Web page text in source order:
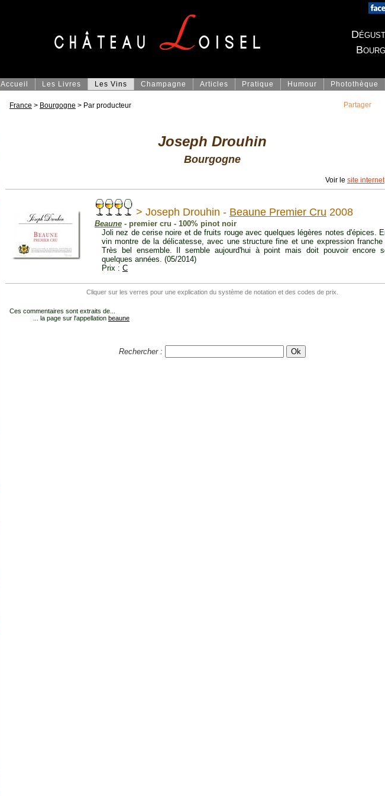
Accueil Les Livres Les Vins Champagne Articles Pratique Humour Photothèque
France > Bourgogne > Par producteur
Joseph Drouhin
Bourgogne
Voir le site internet
> Joseph Drouhin - Beaune Premier Cru 2008
Beaune - premier cru - 100% pinot noir
Joli nez de cerise noire et de fruits rouge avec quelques légères notes d'épices.
vin montre de la délicatesse, avec une structure fine et une expression franche
Très bel ensemble. Il semble aujourd'hui à point mais doit pouvoir encore
quelques années. (05/2014)
Prix : C
Cliquer sur les verres pour une explication du système de notation et des codes de prix.
Ces commentaires sont extraits de...
... la page sur l'appellation beaune
Rechercher :
Partager